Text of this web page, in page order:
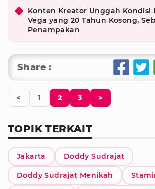
Konten Kreator Unggah Kondisi
Vega yang 20 Tahun Kosong,
Penampakan
Share :
< 1 2 3 >
TOPIK TERKAIT
Jakarta Doddy Sudrajat
Doddy Sudrajat Menikah